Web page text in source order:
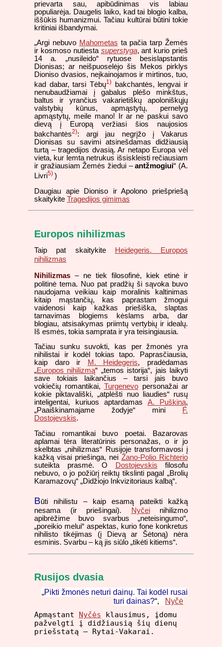
prievarta sau, apibūdinimas vis labiau
populiarėja. Daugelis laiko, kad tai blogio kalba,
iššūkis humanizmui. Tačiau kultūrai būtini tokie
kritiniai išbandymai.
„Argi nebuvo Mahometas ta pačia tarp Žemės
ir kosmoso nutiesta superstyga, ant kurio prieš
14 a. „nusileido“ rytuose besislapstantis
Dionisas; ar neišpuoselėjo šis Mekos pirklys
Dioniso dvasios, neįkainojamos ir mirtinos, tuo,
kad dabar, tarsi Tėbų1) bakchantės, lengvai ir
nenubaudžiamai į gabalus plėšo minkštus,
baltus ir yrančius vakarietiškų apoloniškųjų
valstybių kūnus, apmąstytų, pernelyg
apmąstytų, meile mano! Ir ar ne paskui savo
dievą į Europą veržiasi šios naujosios
bakchantės2): argi jau negrįžo į Vakarus
Dionisas su savimi atsinešdamas didžiausią
turtą – tragedijos dvasią. Ar netapo Europa vėl
vieta, kur lemta netrukus išsiskleisti rečiausiam
ir gražiausiam Žemės žiedui –antžmogiui“ (A.
Livri5) )
Daugiau apie Dioniso ir Apolono priešpriešą
skaitykite Tragedijos gimimas
Europos nihilizmas
Taip pat skaitykite Heidegeris. Europos
nihilizmas
Nihilizmas – ne tiek filosofinė, kiek etinė ir
politinė tema. Nuo pat pradžių ši sąvoka buvo
naudojama veikiau kaip moralinis kaltinimas
kitaip mąstančių, kas paprastam žmogui
vaidenosi kaip kažkas priešiška, slaptas
tarnavimas blogiems kėslams arba, dar
blogiau, atsisakymas priimtų vertybių ir idealų.
Iš esmės, tokia samprata ir yra teisingiausia.
Tačiau sunku suvokti, kas per žmonės yra
nihilistai ir kodėl tokias tapo. Paprasčiausia,
kaip daro ir
M. Heidegeris, pradėdamas
„Europos nihilizmą“ „temos istorija“, jais laikyti
save tokiais laikančius – tarsi jais buvo
vokiečių romantikai, Turgenevo personažai ar
kokie piktavališki, „atplėšti nuo liaudies“ rusų
inteligentai, kuriuos aptardamas A. Puškiną,
„Paaiškinamajame žodyje“ mini
F.
Dostojevskis.
Tačiau romantikai buvo poetai. Bazarovas
aplamai tėra literatūrinis personažas, o ir jo
skelbtas „nihilizmas“ Rusijoje transformavosi į
kažką visai priešinga, nei Žano-Polio Richterio
suteikta prasmė. O
Dostojevskis filosofu
nebuvo, o jo požiūrį reiktų tikslinti pagal „Brolių
Karamazovų“ „Didžiojo Inkvizitoriaus kalbą“.
Būti nihilistu – kaip esamą pateikti kažką
nesama (ir priešingai).
Nyčeinihilizmo
apibrėžime buvo svarbus „neteisingumo“,
„poreikio melui“ aspektas, kurio fone konkretus
nihilisto tikėjimas (į Dievą ar Šėtoną) nėra
esminis. Svarbu – ką jis siūlo „tikėti kitiems“.
Rusijos dvasia
„Pikti žmonės neturi dainų. Tai kodėl rusai
turi dainas?“,
Nyčė
Apmąstant Nyčės klausimus, įdomu
pažvelgti į didžiausią šių dienų
priešstatą – Rytai-Vakarai.